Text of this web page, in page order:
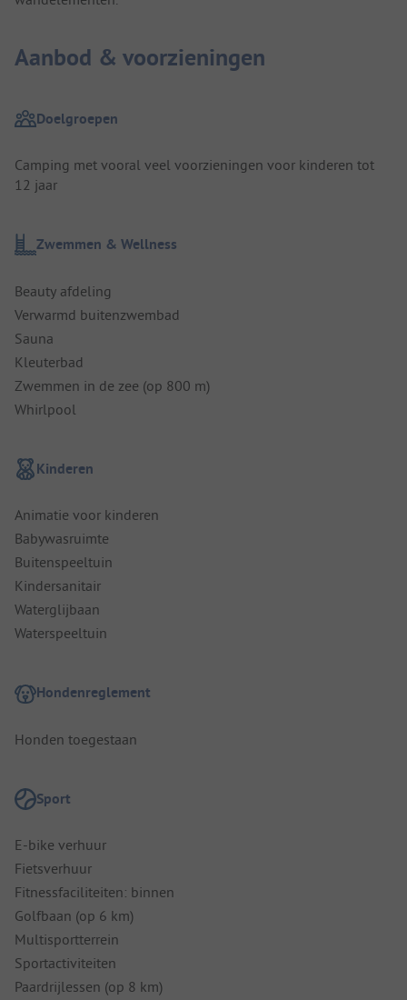
Aanbod & voorzieningen
Doelgroepen
Camping met vooral veel voorzieningen voor kinderen tot
12 jaar
Zwemmen & Wellness
Beauty afdeling
Verwarmd buitenzwembad
Sauna
Kleuterbad
Zwemmen in de zee (op 800 m)
Whirlpool
Kinderen
Animatie voor kinderen
Babywasruimte
Buitenspeeltuin
Kindersanitair
Waterglijbaan
Waterspeeltuin
Hondenreglement
Honden toegestaan
Sport
E-bike verhuur
Fietsverhuur
Fitnessfaciliteiten: binnen
Golfbaan (op 6 km)
Multisportterrein
Sportactiviteiten
Paardrijlessen (op 8 km)